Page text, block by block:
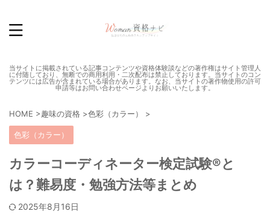
当サイトに掲載されている記事コンテンツや資格体験談などの著作権はサイト管理人
に付随しており、無断での商用利用・二次配布は禁止しております。当サイトのコン
テンツには広告が含まれている場合があります。なお、当サイトの著作物使用の許可
申請等はお問い合わせページよりお願いいたします。
HOME >趣味の資格 >色彩（カラー） >
色彩（カラー）
カラーコーディネーター検定試験®と
は？難易度・勉強方法等まとめ
2025年8月16日